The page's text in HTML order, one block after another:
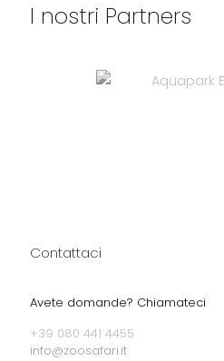
I nostri Partners
Contattaci
Avete domande? Chiamateci
+39 080 441 4455
info@zoosafari.it